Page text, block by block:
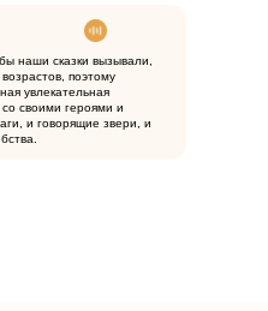
наши сказки вызывали,
поэтому
увлекательная
своими героями и
и говорящие звери, и